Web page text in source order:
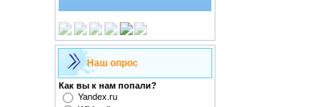
Наш опрос
Как вы к нам попали?
Yandex.ru